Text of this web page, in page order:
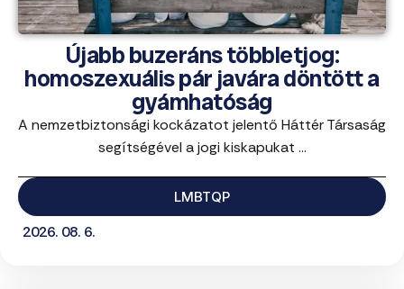
Újabb buzeráns többletjog:
homoszexuális pár javára döntött a
gyámhatóság
A nemzetbiztonsági kockázatot jelentő Háttér Társaság
segítségével a jogi kiskapukat ...
LMBTQP
2026. 08. 6.